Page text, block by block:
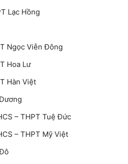
Lạc Hồng
Ngọc Viễn Đông
Hoa Lư
Hàn Việt
– THPT Tuệ Đức
– THPT Mỹ Việt